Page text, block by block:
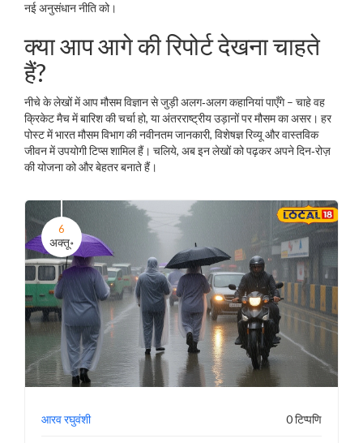
नई अनुसंधान नीति को।
क्या आप आगे की रिपोर्ट देखना चाहते
हैं?
नीचे के लेखों में आप मौसम विज्ञान से जुड़ी अलग‑अलग कहानियां पाएँगे – चाहे वह
क्रिकेट मैच में बारिश की चर्चा हो, या अंतरराष्ट्रीय उड़ानों पर मौसम का असर। हर
पोस्ट में भारत मौसम विभाग की नवीनतम जानकारी, विशेषज्ञ रिव्यू और वास्तविक
जीवन में उपयोगी टिप्स शामिल हैं। चलिये, अब इन लेखों को पढ़कर अपने दिन‑रोज़
की योजना को और बेहतर बनाते हैं।
6
अक्तू॰
आरव रघुवंशी 0 टिप्पणि